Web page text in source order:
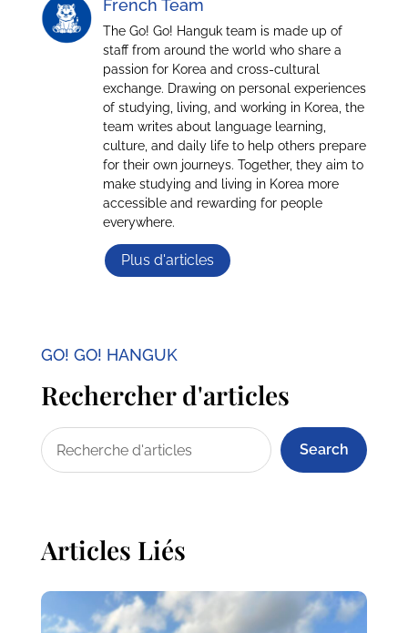
French Team
The Go! Go! Hanguk team is made up of
staff from around the world who share a
passion for Korea and cross-cultural
exchange. Drawing on personal experiences
of studying, living, and working in Korea, the
team writes about language learning,
culture, and daily life to help others prepare
for their own journeys. Together, they aim to
make studying and living in Korea more
accessible and rewarding for people
everywhere.
Plus d'articles
GO! GO! HANGUK
Rechercher d'articles
Search
Articles Liés